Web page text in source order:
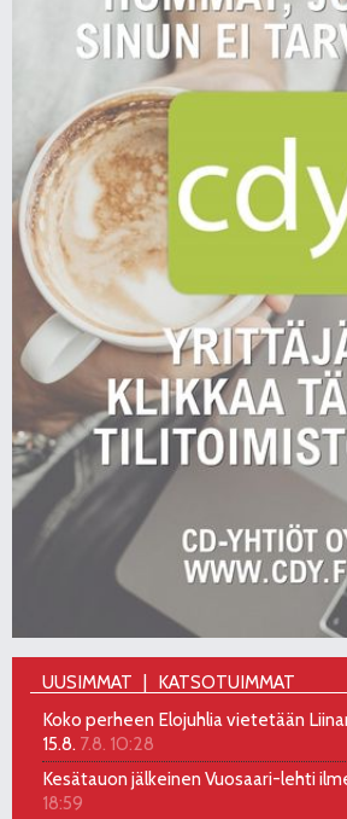
UUSIMMAT
KATSOTUIMMAT
Koko perheen Elojuhlia vietetään
15.8. 7.8. 10:28
Kesätauon jälkeinen Vuosaari-lehti
18:59